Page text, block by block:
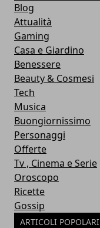
Blog
Attualità
Gaming
Casa e Giardino
Benessere
Beauty & Cosmesi
Tech
Musica
Buongiornissimo
Personaggi
Offerte
Tv , Cinema e Serie
Oroscopo
Ricette
Gossip
ARTICOLI POPOLARI